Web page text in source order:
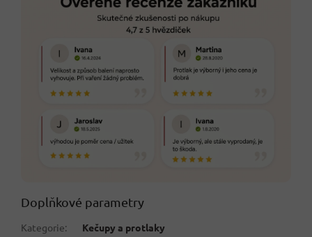
Doplňkové parametry
Kategorie:
Kečupy a protlaky